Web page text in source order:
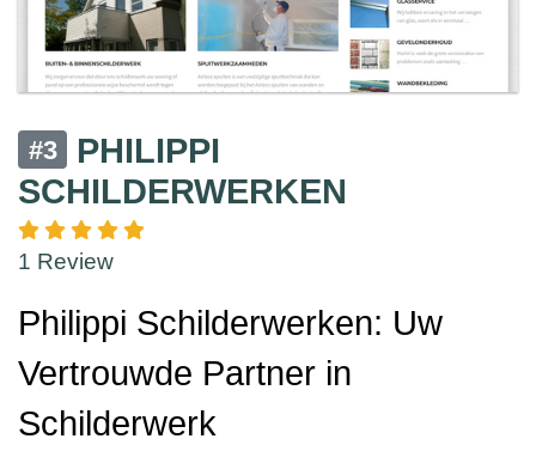
#3
PHILIPPI
SCHILDERWERKEN
1 Review
Philippi Schilderwerken: Uw
Vertrouwde Partner in
Schilderwerk